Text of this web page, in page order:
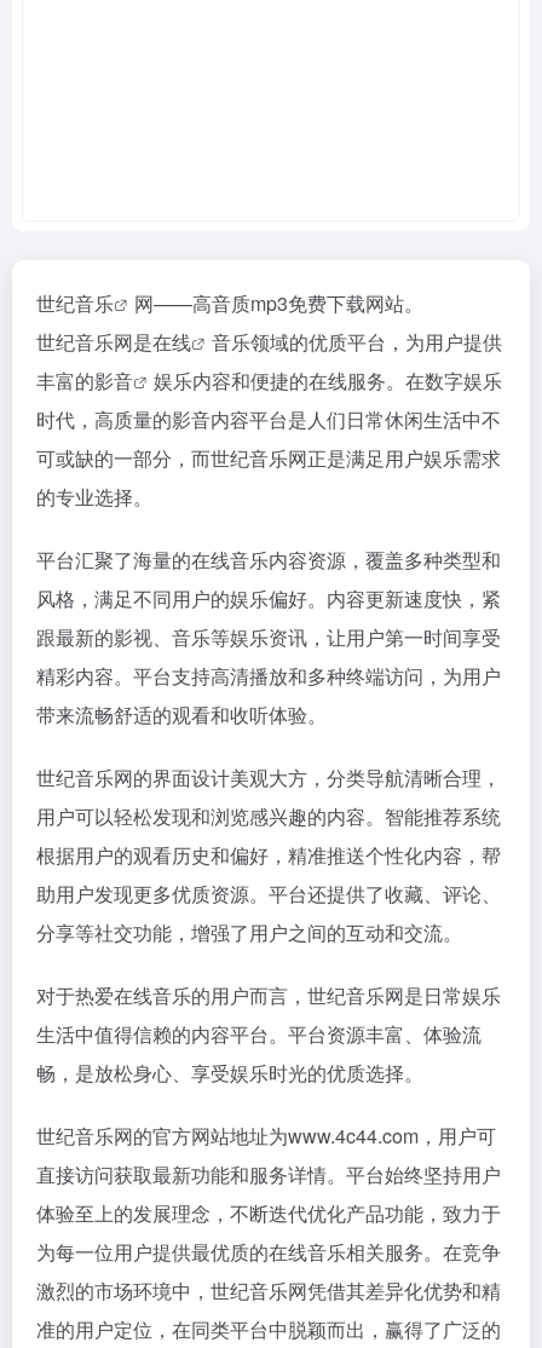
世纪音乐
网——高音质mp3免费下载网站。
世纪音乐网是在线
音乐领域的优质平台，为用户提供
丰富的影音
娱乐内容和便捷的在线服务。在数字娱乐
时代，高质量的影音内容平台是人们日常休闲生活中不
可或缺的一部分，而世纪音乐网正是满足用户娱乐需求
的专业选择。
平台汇聚了海量的在线音乐内容资源，覆盖多种类型和
风格，满足不同用户的娱乐偏好。内容更新速度快，紧
跟最新的影视、音乐等娱乐资讯，让用户第一时间享受
精彩内容。平台支持高清播放和多种终端访问，为用户
带来流畅舒适的观看和收听体验。
世纪音乐网的界面设计美观大方，分类导航清晰合理，
用户可以轻松发现和浏览感兴趣的内容。智能推荐系统
根据用户的观看历史和偏好，精准推送个性化内容，帮
助用户发现更多优质资源。平台还提供了收藏、评论、
分享等社交功能，增强了用户之间的互动和交流。
对于热爱在线音乐的用户而言，世纪音乐网是日常娱乐
生活中值得信赖的内容平台。平台资源丰富、体验流
畅，是放松身心、享受娱乐时光的优质选择。
世纪音乐网的官方网站地址为www.4c44.com，用户可
直接访问获取最新功能和服务详情。平台始终坚持用户
体验至上的发展理念，不断迭代优化产品功能，致力于
为每一位用户提供最优质的在线音乐相关服务。在竞争
激烈的市场环境中，世纪音乐网凭借其差异化优势和精
准的用户定位，在同类平台中脱颖而出，赢得了广泛的